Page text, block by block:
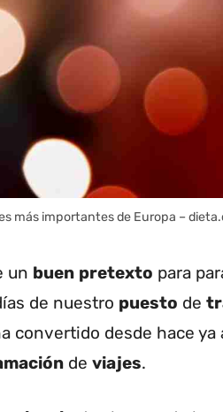
más importantes de Europa –
un buen pretexto para
de nuestro puesto de
convertido desde hace
de viajes.